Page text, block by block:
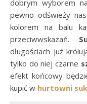
dobrym wyborem
pewno odświeży
kolorem na balu
przeciwwskazań.
długościach już
tylko do niej czarne
efekt końcowy
kupić w hurtowni